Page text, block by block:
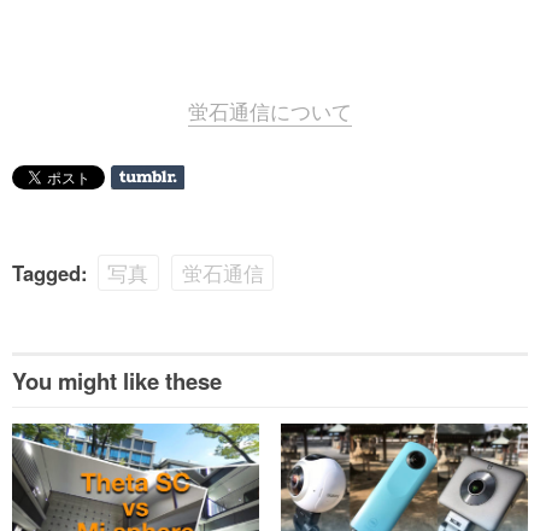
蛍石通信について
Tagged: 写真 蛍石通信
You might like these